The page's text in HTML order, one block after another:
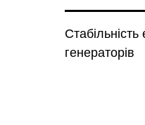
генераторів